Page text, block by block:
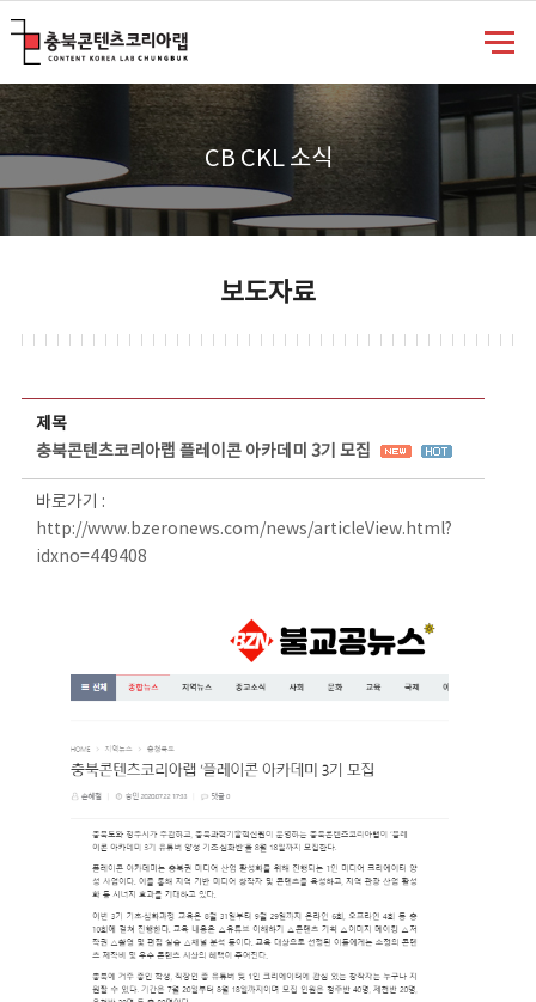
CB CKL 소식
보도자료
제목
충북콘텐츠코리아랩 플레이콘 아카데미 3기 모집
바로가기 :
http://www.bzeronews.com/news/articleView.html?
idxno=449408